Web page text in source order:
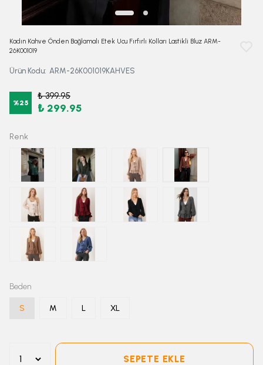
Kadın Kahve Önden Bağlamalı Etek Ucu Fırfırlı Kolları Lastikli Bluz ARM-
26K001019
Ürün Kodu: ARM-26K001019KAHVES
%25
₺ 399.95
₺ 299.95
Renk
Beden
S M L XL
SEPETE EKLE